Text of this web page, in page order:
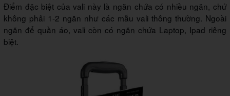
Điểm đặc biệt của vali này là ngăn chứa có nhiều ngăn, chứ
không phải 1-2 ngăn như các mẫu vali thông thường. Ngoài
ngăn để quần áo, vali còn có ngăn chứa Laptop, Ipad riêng
biệt.